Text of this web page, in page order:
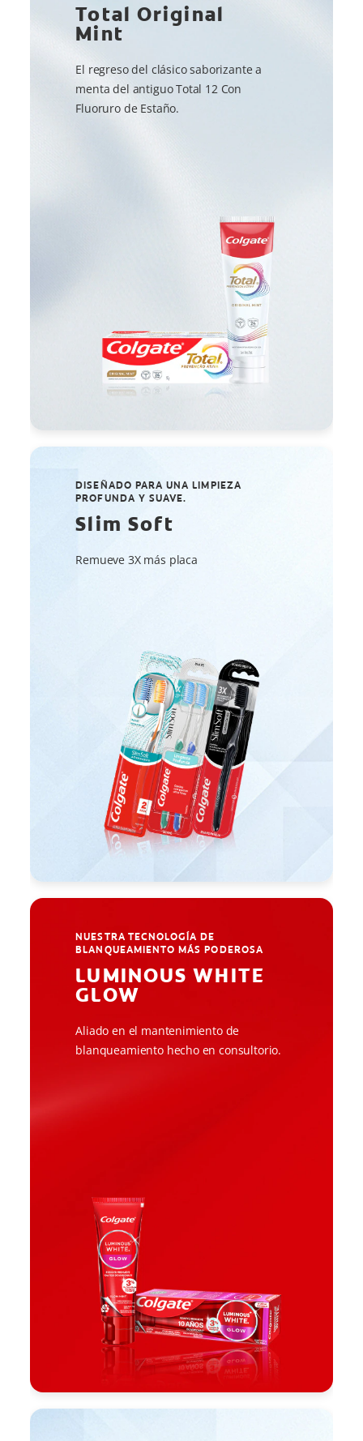
Total Original
Mint
El regreso del clásico saborizante a
menta del antiguo Total 12 Con
Fluoruro de Estaño.
DISEÑADO PARA UNA LIMPIEZA
PROFUNDA Y SUAVE.
Slim Soft
Remueve 3X más placa
NUESTRA TECNOLOGÍA DE
BLANQUEAMIENTO MÁS PODEROSA
LUMINOUS WHITE
GLOW
Aliado en el mantenimiento de
blanqueamiento hecho en consultorio.